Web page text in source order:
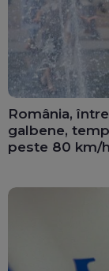
România,
galbene,
peste 80 km/h